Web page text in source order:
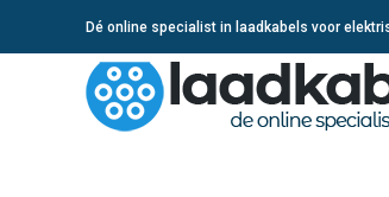
Dé online specialist in laadkabels voor